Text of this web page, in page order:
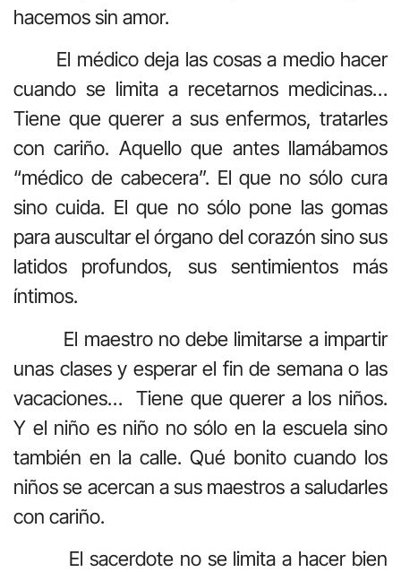
hacemos sin amor.
El médico deja las cosas a medio hacer
cuando se limita a recetarnos medicinas…
Tiene que querer a sus enfermos, tratarles
con cariño. Aquello que antes llamábamos
“médico de cabecera”. El que no sólo cura
sino cuida. El que no sólo pone las gomas
para auscultar el órgano del corazón sino sus
latidos profundos, sus sentimientos más
íntimos.
El maestro no debe limitarse a impartir
unas clases y esperar el fin de semana o las
vacaciones… Tiene que querer a los niños.
Y el niño es niño no sólo en la escuela sino
también en la calle. Qué bonito cuando los
niños se acercan a sus maestros a saludarles
con cariño.
El sacerdote no se limita a hacer bien